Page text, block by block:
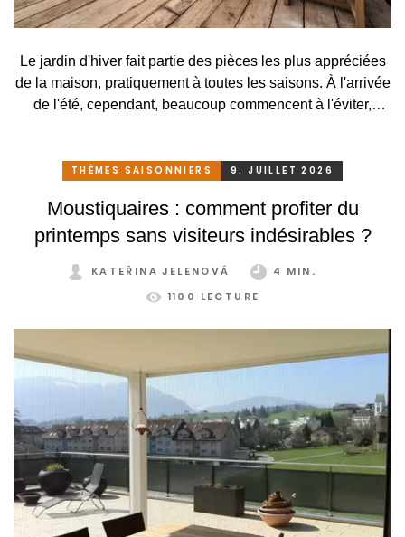
Le jardin d'hiver fait partie des pièces les plus appréciées
de la maison, pratiquement à toutes les saisons. À l'arrivée
de l'été, cependant, beaucoup commencent à l'éviter,
qu'en un lieu agréable de détente. C'est pourtant
de protection solaire adapté, pratique et astucieux, vous
pouvez profiter de votre jardin d'hiver confortablement et
THÈMES SAISONNIERS 9. JUILLET 2026
Moustiquaires : comment profiter du
printemps sans visiteurs indésirables ?
KATEŘINA JELENOVÁ
4 MIN.
1100 LECTURE